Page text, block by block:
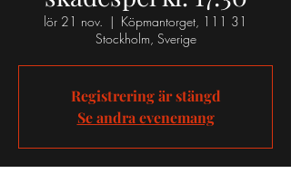
lör 21 nov.
  |
Köpmantorget, 111 31
Stockholm, Sverige
Registrering är stängd
Se andra evenemang